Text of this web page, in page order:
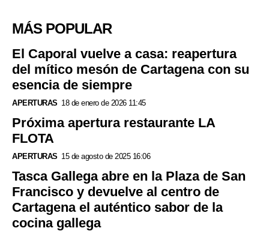
MÁS POPULAR
El Caporal vuelve a casa: reapertura
del mítico mesón de Cartagena con su
esencia de siempre
APERTURAS 18 de enero de 2026 11:45
Próxima apertura restaurante LA
FLOTA
APERTURAS 15 de agosto de 2025 16:06
Tasca Gallega abre en la Plaza de San
Francisco y devuelve al centro de
Cartagena el auténtico sabor de la
cocina gallega